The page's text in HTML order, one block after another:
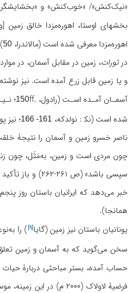
«نیک‌کنش»/ «خوب‌کنش» و
بخشهای اوستا، اهوره‌مزدا خالق
اهوره‌مزدا معرفی شده است (مالاندرا،50
درتورات، زمین در مقابل آسمان، در
و یا زمین قابل زرع آمده است. نیز
آسمـان آمـده اسـت (رادول، . 150ff؛ نـیـز نک‍ : «
شده است (نک‍ : نولدکه،161- 166
؛ نیز
چون مردی است و زمین، به‌مَثَل، چون زنی
خبر می‌دهد که ایرانیان باستان روز
همانجا).
یونانیان باستان نیز زمین (گایا[۹] ) را
سخن می‌گوید که به آسمان و زمین تعلق
حساب آمده، بستر مباحثی دربارۀ حیات
فرضیۀ لاولاک (۲۰۰۰ م)